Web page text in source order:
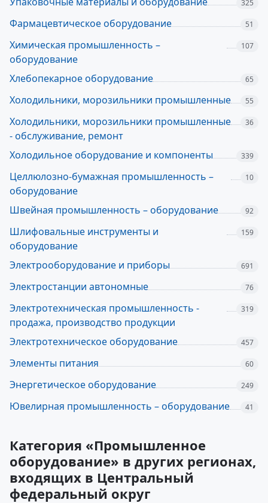
325
Фармацевтическое оборудование 51
Химическая промышленность –
оборудование
107
Хлебопекарное оборудование 65
Холодильники, морозильники промышленные 55
Холодильники, морозильники промышленные
- обслуживание, ремонт
36
Холодильное оборудование и компоненты 339
Целлюлозно-бумажная промышленность –
оборудование
10
Швейная промышленность – оборудование 92
Шлифовальные инструменты и
оборудование
159
Электрооборудование и приборы 691
Электростанции автономные 76
Электротехническая промышленность -
продажа, производство продукции
319
Электротехническое оборудование 457
Элементы питания 60
Энергетическое оборудование 249
Ювелирная промышленность – оборудование 41
Категория «Промышленное
оборудование» в других регионах,
входящих в Центральный
федеральный округ